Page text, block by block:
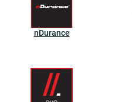
nDurance